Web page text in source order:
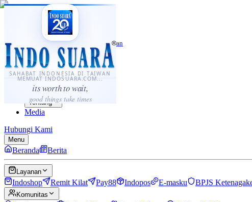
SAHABAT INDONESIA DI TAIWAN
MEMUAT INDOSUARA.COM...
its worth to wait,
good things take times
·...
⌘K
Sahabat Indonesia di Taiwan
Berita
Layanan
Komunitas
Panduan
Tentang
Media
Hubungi Kami
Menu
Beranda Berita
Layanan
Indoshop Remit Kilat Pay88 Indopos E-masku BPJS
Komunitas